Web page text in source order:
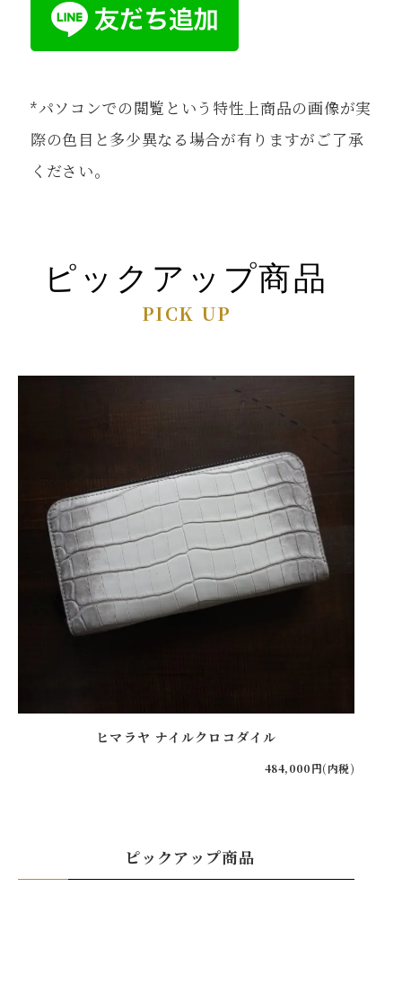
*パソコンでの閲覧という特性上商品の画像が実
際の色目と多少異なる場合が有りますがご了承
ください。
ピックアップ商品
PICK UP
ヒマラヤ ナイルクロコダイル
484,000円(内税)
ピックアップ商品